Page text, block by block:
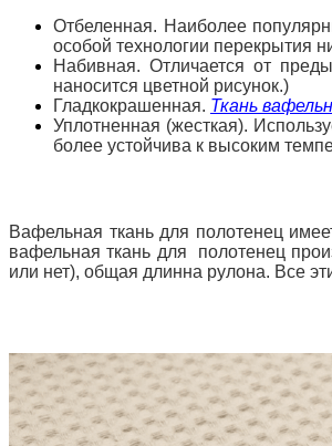
Отбеленная. Наиболее
особой технологии перекрытия
Набивная. Отличается от
наносится цветной рисунок.)
Гладкокрашенная. Ткань
Уплотненная (жесткая).
более устойчива к высоким
Вафельная ткань для полотенец
вафельная ткань для полотенец
или нет), общая длинна рулона. Все